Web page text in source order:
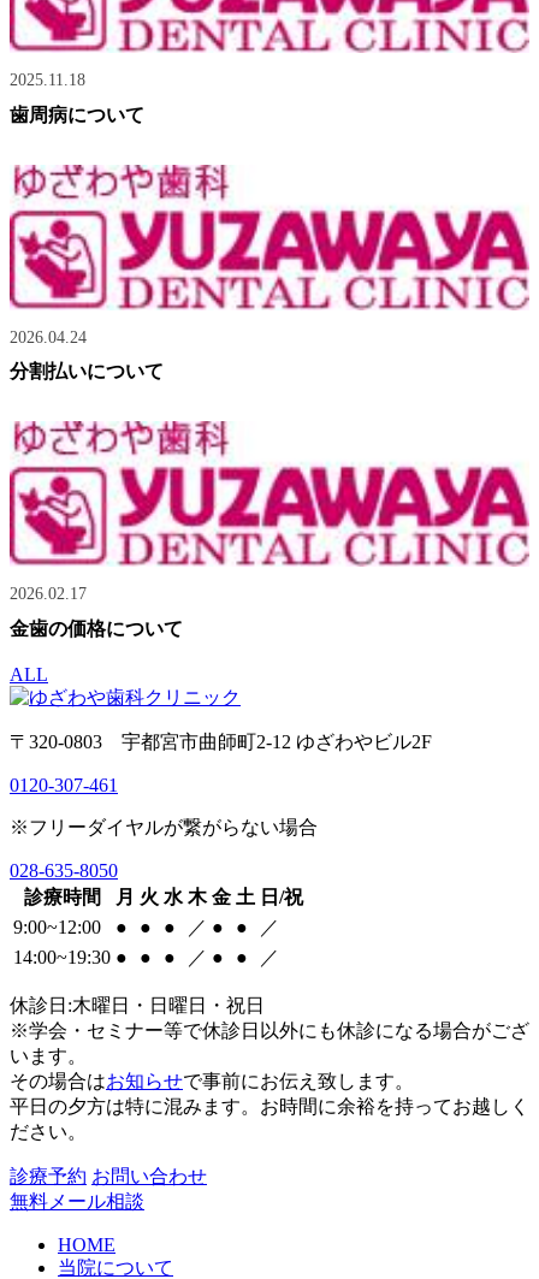
2025.11.18
歯周病について
2026.04.24
分割払いについて
2026.02.17
金歯の価格について
ALL
〒320-0803 宇都宮市曲師町2-12 ゆざわやビル2F
0120-307-461
※フリーダイヤルが繋がらない場合
028-635-8050
診療時間
月 火 水 木 金 土 日/祝
9:00~12:00
● ● ● ／ ● ●
／
14:00~19:30 ● ● ● ／ ● ● ／
休診日:木曜日・日曜日・祝日
※学会・セミナー等で休診日以外にも休診になる場合がござ
います。
その場合はお知らせで事前にお伝え致します。
平日の夕方は特に混みます。お時間に余裕を持ってお越しく
ださい。
診療予約 お問い合わせ
無料メール相談
HOME
当院について